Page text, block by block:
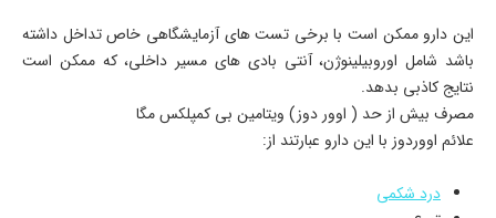
این دارو ممکن است با برخی تست های آزمایشگاهی خاص تداخل داشته
باشد شامل اوروبیلینوژن، آنتی بادی های مسیر داخلی، که ممکن است
نتایج کاذبی بدهد.
مصرف بیش از حد ( اوور دوز) ویتامین بی کمپلکس مگا
علائم اووردوز با این دارو عبارتند از:
درد شکمی